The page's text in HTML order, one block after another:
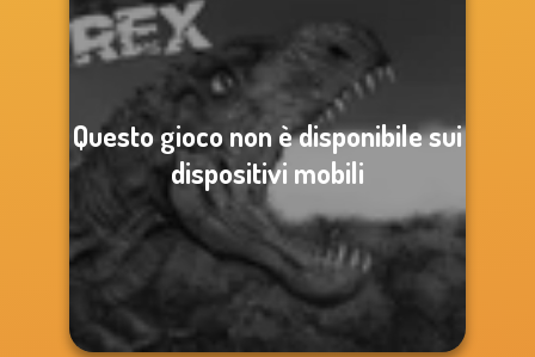
Questo gioco non è disponibile sui
dispositivi mobili